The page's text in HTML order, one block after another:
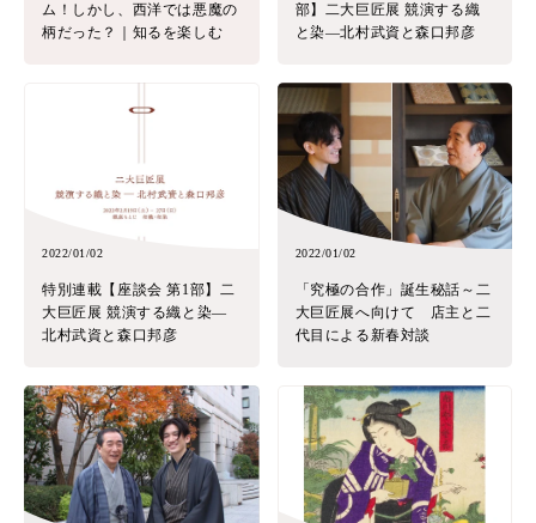
ム！しかし、西洋では悪魔の
柄だった？｜知るを楽しむ
部】二大巨匠展 競演する織
と染―北村武資と森口邦彦
2022/01/02
特別連載【座談会 第1部】二
大巨匠展 競演する織と染―
北村武資と森口邦彦
2022/01/02
「究極の合作」誕生秘話～二
大巨匠展へ向けて 店主と二
代目による新春対談